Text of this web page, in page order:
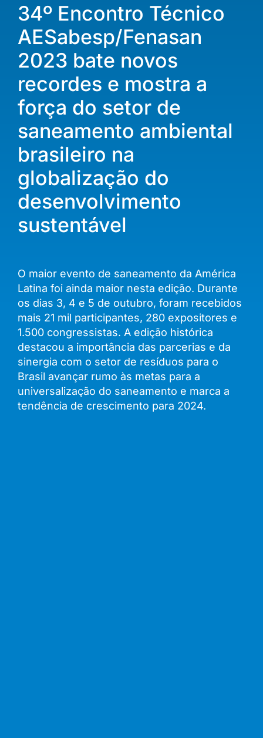
34º Encontro Técnico
AESabesp/Fenasan
2023 bate novos
recordes e mostra a
força do setor de
saneamento ambiental
brasileiro na
globalização do
desenvolvimento
sustentável
O maior evento de saneamento da América
Latina foi ainda maior nesta edição. Durante
os dias 3, 4 e 5 de outubro, foram recebidos
mais 21 mil participantes, 280 expositores e
1.500 congressistas. A edição histórica
destacou a importância das parcerias e da
sinergia com o setor de resíduos para o
Brasil avançar rumo às metas para a
universalização do saneamento e marca a
tendência de crescimento para 2024.